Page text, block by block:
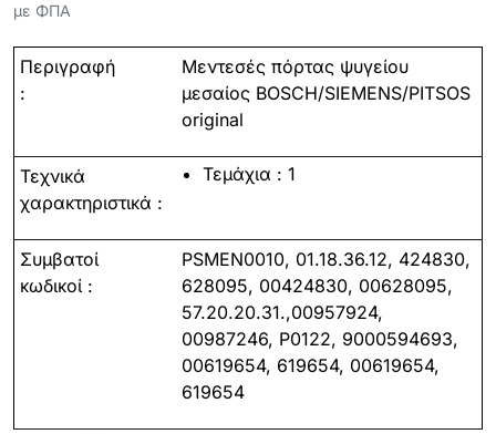
με ΦΠΑ
Περιγραφή
:
Μεντεσές πόρτας ψυγείου
μεσαίος BOSCH/SIEMENS/PITSOS
original
Τεχνικά
χαρακτηριστικά :
Τεμάχια : 1
Συμβατοί
κωδικοί :
PSMEN0010, 01.18.36.12, 424830,
628095, 00424830, 00628095,
57.20.20.31.,00957924,
00987246, P0122, 9000594693,
00619654, 619654, 00619654,
619654